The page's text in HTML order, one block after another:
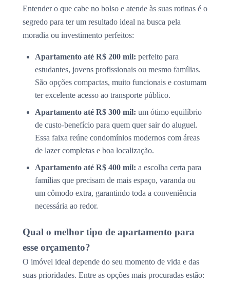
Entender o que cabe no bolso e atende às suas rotinas é o
segredo para ter um resultado ideal na busca pela
moradia ou investimento perfeitos:
Apartamento até R$ 200 mil: perfeito para
estudantes, jovens profissionais ou mesmo famílias.
São opções compactas, muito funcionais e costumam
ter excelente acesso ao transporte público.
Apartamento até R$ 300 mil: um ótimo equilíbrio
de custo-benefício para quem quer sair do aluguel.
Essa faixa reúne condomínios modernos com áreas
de lazer completas e boa localização.
Apartamento até R$ 400 mil: a escolha certa para
famílias que precisam de mais espaço, varanda ou
um cômodo extra, garantindo toda a conveniência
necessária ao redor.
Qual o melhor tipo de apartamento para
esse orçamento?
O imóvel ideal depende do seu momento de vida e das
suas prioridades. Entre as opções mais procuradas estão: